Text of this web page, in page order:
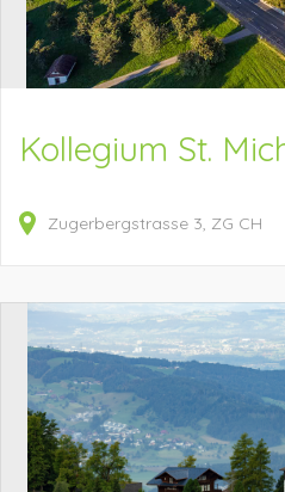
Kollegium St.
Zugerbergstrasse 3 ZG CH